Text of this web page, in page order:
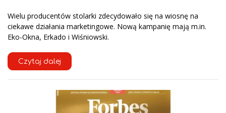
Wielu producentów stolarki zdecydowało się na wiosnę na
ciekawe działania marketingowe. Nową kampanię mają m.in.
Eko-Okna, Erkado i Wiśniowski.
Czytaj dalej